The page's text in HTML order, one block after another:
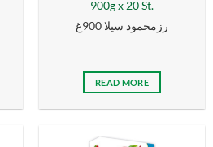
900g x 20 St.
رزمحمود سيلا 900غ
READ MORE